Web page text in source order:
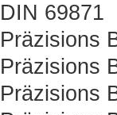
DIN 69871
Präzisions
Präzisions
Präzisions